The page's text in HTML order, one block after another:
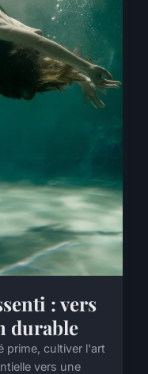
: vers
durable
prime, cultiver l'art
vers une